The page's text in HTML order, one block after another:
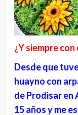
¿Y siempre
Desde que
huayno con
de Prodisar en
15 años y me